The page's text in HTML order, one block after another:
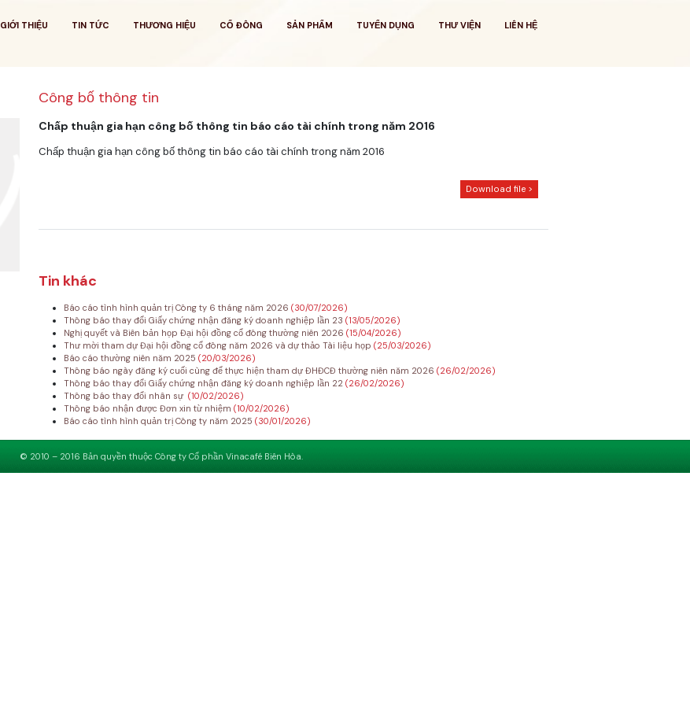
GIỚI THIỆU TIN TỨC THƯƠNG HIỆU CỔ ĐÔNG SẢN PHẨM TUYỂN DỤNG THƯ VIỆN LIÊN HỆ
Công bố thông tin
Chấp thuận gia hạn công bố thông tin báo cáo tài chính trong năm 2016
Chấp thuận gia hạn công bố thông tin báo cáo tài chính trong năm 2016
Download file >
Tin khác
Báo cáo tình hình quản trị Công ty 6 tháng năm 2026 (30/07/2026)
Thông báo thay đổi Giấy chứng nhận đăng ký doanh nghiệp lần 23 (13/05/2026)
Nghị quyết và Biên bản họp Đại hội đồng cổ đông thường niên 2026 (15/04/2026)
Thư mời tham dự Đại hội đồng cổ đông năm 2026 và dự thảo Tài liệu họp (25/03/2026)
Báo cáo thường niên năm 2025 (20/03/2026)
Thông báo ngày đăng ký cuối cùng để thực hiện tham dự ĐHĐCĐ thường niên năm 2026 (26/02/2026)
Thông báo thay đổi Giấy chứng nhận đăng ký doanh nghiệp lần 22 (26/02/2026)
Thông báo thay đổi nhân sự (10/02/2026)
Thông báo nhận được Đơn xin từ nhiệm (10/02/2026)
Báo cáo tình hình quản trị Công ty năm 2025 (30/01/2026)
© 2010 – 2016 Bản quyền thuộc Công ty Cổ phần Vinacafé Biên Hòa.